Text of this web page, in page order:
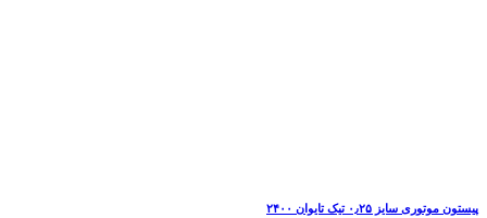
پیستون موتوری سایز ۰٫۲۵ تیک تایوان ۲۴۰۰